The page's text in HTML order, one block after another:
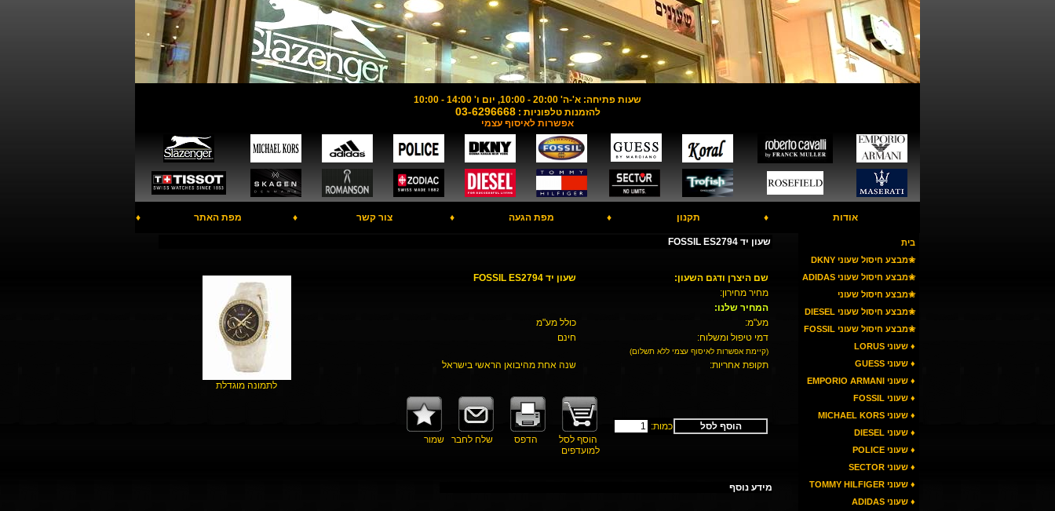
שעות פתיחה: א'-ה' 20:00 - 10:00, יום ו' 14:00 - 10:00
להזמנות טלפוניות :03-6296668
אפשרות לאיסוף עצמי
אודות ♦ תקנון ♦ מפת הגעה ♦ צור קשר ♦ מפת האתר ♦
בית
✬מבצע חיסול שעוני DKNY
✬מבצע חיסול שעוני ADIDAS
✬מבצע חיסול שעוני
ARMANI
✬מבצע חיסול שעוני DIESEL
✬מבצע חיסול שעוני FOSSIL
♦ שעוני LORUS
♦ שעוני GUESS
♦ שעוני EMPORIO ARMANI
♦ שעוני FOSSIL
♦ שעוני MICHAEL KORS
♦ שעוני DIESEL
♦ שעוני POLICE
♦ שעוני SECTOR
♦ שעוני TOMMY HILFIGER
♦ שעוני ADIDAS
שעון יד FOSSIL ES2794
שם היצרן ודגם השעון:
שעון יד FOSSIL ES2794
מחיר מחירון:
המחיר שלנו:
מע"מ:
כולל מע"מ
דמי טיפול ומשלוח:
חינם
(קיימת אפשרות לאיסוף עצמי ללא תשלום)
תקופת אחריות: שנה אחת מהיבואן הראשי בישראל
הוסף לסל
כמות:
הוסף לסל
הדפס שלח לחבר שמור
למועדפים
לתמונה מוגדלת
מידע נוסף